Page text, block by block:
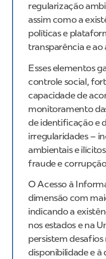
regularização
assim como a
políticas e
transparência e ao
Esses elementos
controle social,
capacidade de
monitoramento
de identificação e
irregularidades –
ambientais e
fraude e
O Acesso à
dimensão com
indicando a
nos estados e na
persistem desafios
disponibilidade e à